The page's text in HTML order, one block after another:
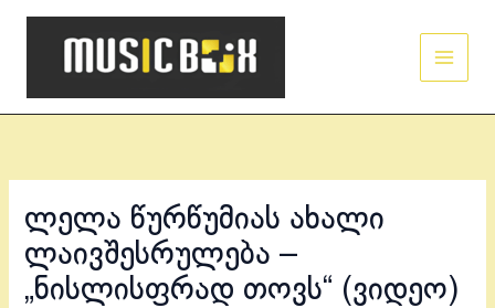
Skip
ლელა წურწუმიას ახალი
ლაივშესრულება –
„ნისლისფრად თოვს“ (ვიდეო)